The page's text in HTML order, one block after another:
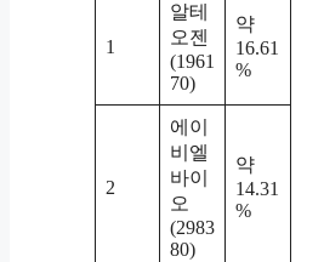
1
알테
오젠
(1961
70)
약
16.61
%
2
에이
비엘
바이
오
(2983
80)
약
14.31
%